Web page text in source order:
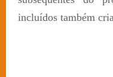
incluídos também